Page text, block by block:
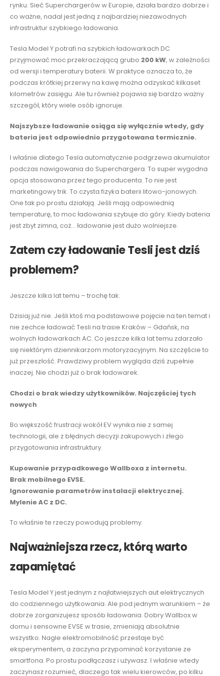
rynku. Sieć Superchargerów w Europie, działa bardzo dobrze i
co ważne, nadal jest jedną z najbardziej niezawodnych
infrastruktur szybkiego ładowania.
Tesla Model Y potrafi na szybkich ładowarkach DC
przyjmować moc przekraczającą grubo 200 kW, w zależności
od wersji i temperatury baterii. W praktyce oznacza to, że
podczas krótkiej przerwy na kawę można odzyskać kilkaset
kilometrów zasięgu. Ale tu również pojawia się bardzo ważny
szczegół, który wiele osób ignoruje.
Najszybsze ładowanie osiąga się wyłącznie wtedy, gdy
bateria jest odpowiednio przygotowana termicznie.
I właśnie dlatego Tesla automatycznie podgrzewa akumulator
podczas nawigowania do Superchargera. To super wygodna
opcja stosowana przez tego producenta. To nie jest
marketingowy trik. To czysta fizyka baterii litowo-jonowych.
One tak po prostu działają. Jeśli mają odpowiednią
temperaturę, to moc ładowania szybuje do góry. Kiedy bateria
jest zbyt zimna, coż… ładowanie jest dużo wolniejsze.
Zatem czy ładowanie Tesli jest dziś
problemem?
Jeszcze kilka lat temu – trochę tak.
Dzisiaj już nie. Jeśli ktoś ma podstawowe pojęcie na ten temat i
nie zechce ładować Tesli na trasie Kraków – Gdańsk, na
wolnych ładowarkach AC. Co jeszcze kilka lat temu zdarzało
się niektórym dziennikarzom motoryzacyjnym. Na szczęście to
już przeszłość. Prawdziwy problem wygląda dziś zupełnie
inaczej. Nie chodzi już o brak ładowarek.
Chodzi o brak wiedzy użytkowników. Najczęściej tych
nowych
Bo większość frustracji wokół EV wynika nie z samej
technologii, ale z błędnych decyzji zakupowych i złego
przygotowania infrastruktury.
Kupowanie przypadkowego Wallboxa z internetu.
Brak mobilnego EVSE.
Ignorowanie parametrów instalacji elektrycznej.
Mylenie AC z DC.
To właśnie te rzeczy powodują problemy.
Najważniejsza rzecz, którą warto
zapamiętać
Tesla Model Y jest jednym z najłatwiejszych aut elektrycznych
do codziennego użytkowania. Ale pod jednym warunkiem – że
dobrze zorganizujesz sposób ładowania. Dobry Wallbox w
domu i sensowne EVSE w trasie, zmieniają absolutnie
wszystko. Nagle elektromobilność przestaje być
eksperymentem, a zaczyna przypominać korzystanie ze
smartfona. Po prostu podłączasz i używasz. I właśnie wtedy
zaczynasz rozumieć, dlaczego tak wielu kierowców, po kilku